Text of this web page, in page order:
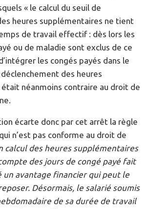
« le calcul du seuil de
heures supplémentaires ne tient
de travail effectif : dès lors les
ou de maladie sont exclus de ce
les congés payés dans le
des heures
néanmoins contraire au droit de
écarte donc par cet arrêt la règle
n’est pas conforme au droit de
calcul des heures supplémentaires
des jours de congé payé fait
un avantage financier qui peut le
Désormais, le salarié soumis
de sa durée de travail